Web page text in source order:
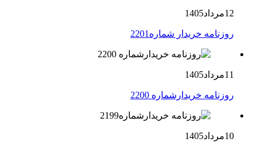
12مرداد1405
روزنامه خریدار شماره2201
11مرداد1405
روزنامه خریدارشماره 2200
10مرداد1405